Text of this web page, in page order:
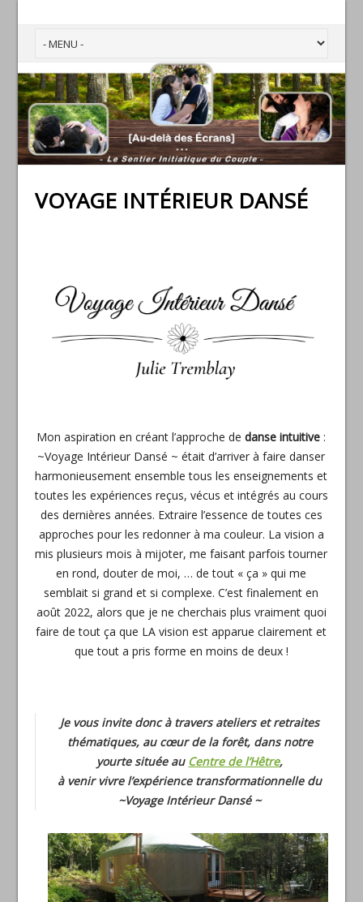
VOYAGE INTÉRIEUR DANSÉ
Mon aspiration en créant l’approche dedanse intuitive :
~Voyage Intérieur Dansé ~ était d’arriver à faire danser
harmonieusement ensemble tous les enseignements et
toutes les expériences reçus, vécus et intégrés au cours
des dernières années. Extraire l’essence de toutes ces
approches pour les redonner à ma couleur. La vision a
mis plusieurs mois à mijoter, me faisant parfois tourner
en rond, douter de moi, … de tout « ça » qui me
semblait si grand et si complexe. C’est finalement en
août 2022, alors que je ne cherchais plus vraiment quoi
faire de tout ça que LA vision est apparue clairement et
que tout a pris forme en moins de deux !
Je vous invite donc à travers ateliers et retraites
thématiques, au cœur de la forêt, dans notre
yourte située au Centre de l’Hêtre,
à venir vivre l’expérience transformationnelle du
~Voyage Intérieur Dansé ~